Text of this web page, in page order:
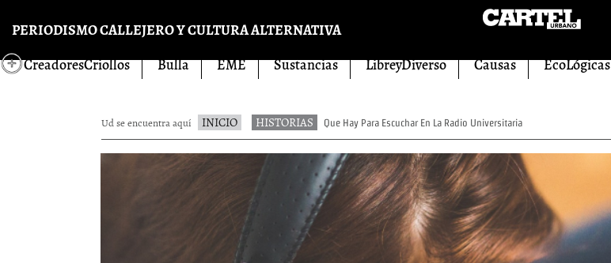
PERIODISMO CALLEJERO Y CULTURA ALTERNATIVA
CreadoresCriollos Bulla EME Sustancias LibreyDiverso Causas EcoLógicas
Ud se encuentra aquí INICIO HISTORIAS Que Hay Para Escuchar En La Radio Universitaria